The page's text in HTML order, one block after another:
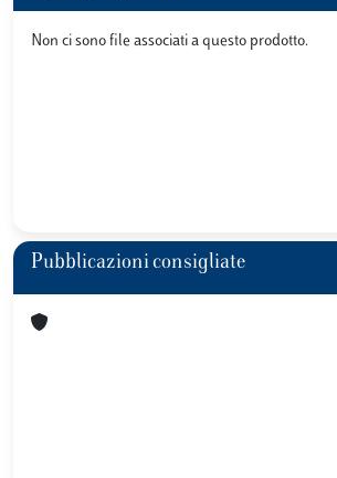
Non ci sono file associati a questo prodotto.
Pubblicazioni consigliate